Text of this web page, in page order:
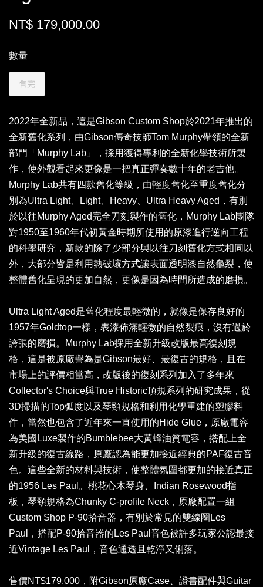
NT$ 179,000.00
數量
售完
2022年全新品，這是Gibson Custom Shop於2021年推出的
全新舊化系列，由Gibson傳奇技師Tom Murphy帶領的全新
部門「Murphy Lab」，採用獲得專利的全新化學技術所製
作，使外觀看起來更像是一把真正彈奏數十年的老吉他。
Murphy Lab共有四款舊化等級，由輕度舊化至重度舊化分
別為Ultra Light、Light、Heavy、Ultra Heavy Aged，有別
於以往Murphy Aged完全刀刻製作的舊化，Murphy Lab團隊
對1950至1960年代初黃金時期所使用的原漆進行逆向工程
的科學研究，新款的除了少部分與以往刀刻舊化方式相同以
外，大部分皆是利用熱破壞方式讓表面透明漆自然龜裂，使
整體舊化呈現的更加自然，更像是因為時間所造成的磨損。
Ultra Light Aged是舊化程度最輕微的，就像是保存良好的
1957年Goldtop一樣，表漆佈滿輕微的自然裂痕，沒有過於
誇張的磨損。Murphy Lab採用全新升級改版最高復刻規
格，這是被原廠譽為是Gibson最好、最復古的規格，且在
市場上的評價相當高，改版後的復刻系列加入了多年來
Collector's Choice與True Historic頂規系列的研究成果，從
3D掃描的Top弧度以及琴頸規格和利用化學重建的塑膠料
件，當然也包含了近年來一直使用的Hide Glue，原廠電容
為美國Luxe製作的Bumblebee大黃蜂油質電容，搭配上全
新升級的復古線路，原廠認為能更加接近經典的PAF復古音
色。這些全新的材料與技術，使整體氛圍都更加的接近真正
的1956 Les Paul。桃花心木琴身、Indian Rosewood指
板，琴頸規格為Chunky C-profile Neck，原廠配置一組
Custom Shop P-90拾音器，有別於常見的雙線圈Les
Paul，搭配P-90拾音器的Les Paul音色被許多玩家公認最接
近Vintage Les Paul，音色通透且乾淨又俐落。
售價NT$179,000，附Gibson原廠Case、證書配件與Guitar